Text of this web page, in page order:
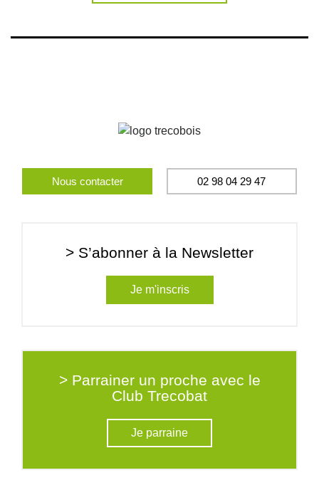
Nous contacter 02 98 04 29 47
> S’abonner à la Newsletter
Je m'inscris
> Parrainer un proche avec le
Club Trecobat
Je parraine